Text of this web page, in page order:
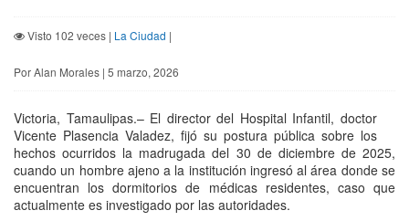
Visto 102 veces | La Ciudad |
Por Alan Morales | 5 marzo, 2026
Victoria, Tamaulipas.– El director del Hospital Infantil, doctor
Vicente Plasencia Valadez, fijó su postura pública sobre los
hechos ocurridos la madrugada del 30 de diciembre de 2025,
cuando un hombre ajeno a la institución ingresó al área donde se
encuentran los dormitorios de médicas residentes, caso que
actualmente es investigado por las autoridades.